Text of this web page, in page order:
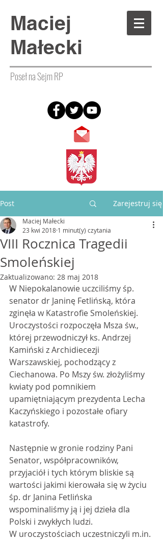
Maciej
Małecki
Poseł na Sejm RP
Post Zarejestruj się
VIII Rocznica Tragedii
Smoleńskiej
Maciej Małecki
23 kwi 2018 1 minut(y) czytania
Zaktualizowano: 28 maj 2018
W Niepokalanowie uczciliśmy śp.
senator dr Janinę Fetlińską, która
zginęła w Katastrofie Smoleńskiej.
Uroczystości rozpoczęła Msza św.,
której przewodniczył ks. Andrzej
Kamiński z Archidiecezji
Warszawskiej, pochodzący z
Ciechanowa. Po Mszy św. złożyliśmy
kwiaty pod pomnikiem
upamiętniającym prezydenta Lecha
Kaczyńskiego i pozostałe ofiary
katastrofy.
Następnie w gronie rodziny Pani
Senator, współpracowników,
przyjaciół i tych którym bliskie są
wartości jakimi kierowała się w życiu
śp. dr Janina Fetlińska
wspominaliśmy ją i jej dzieła dla
Polski i zwykłych ludzi.
W uroczystościach uczestniczyli m.in.